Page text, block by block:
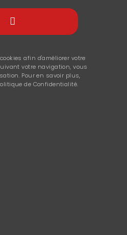
afin d'améliorer votre
votre navigation, vous
Pour en savoir plus,
de Confidentialité.